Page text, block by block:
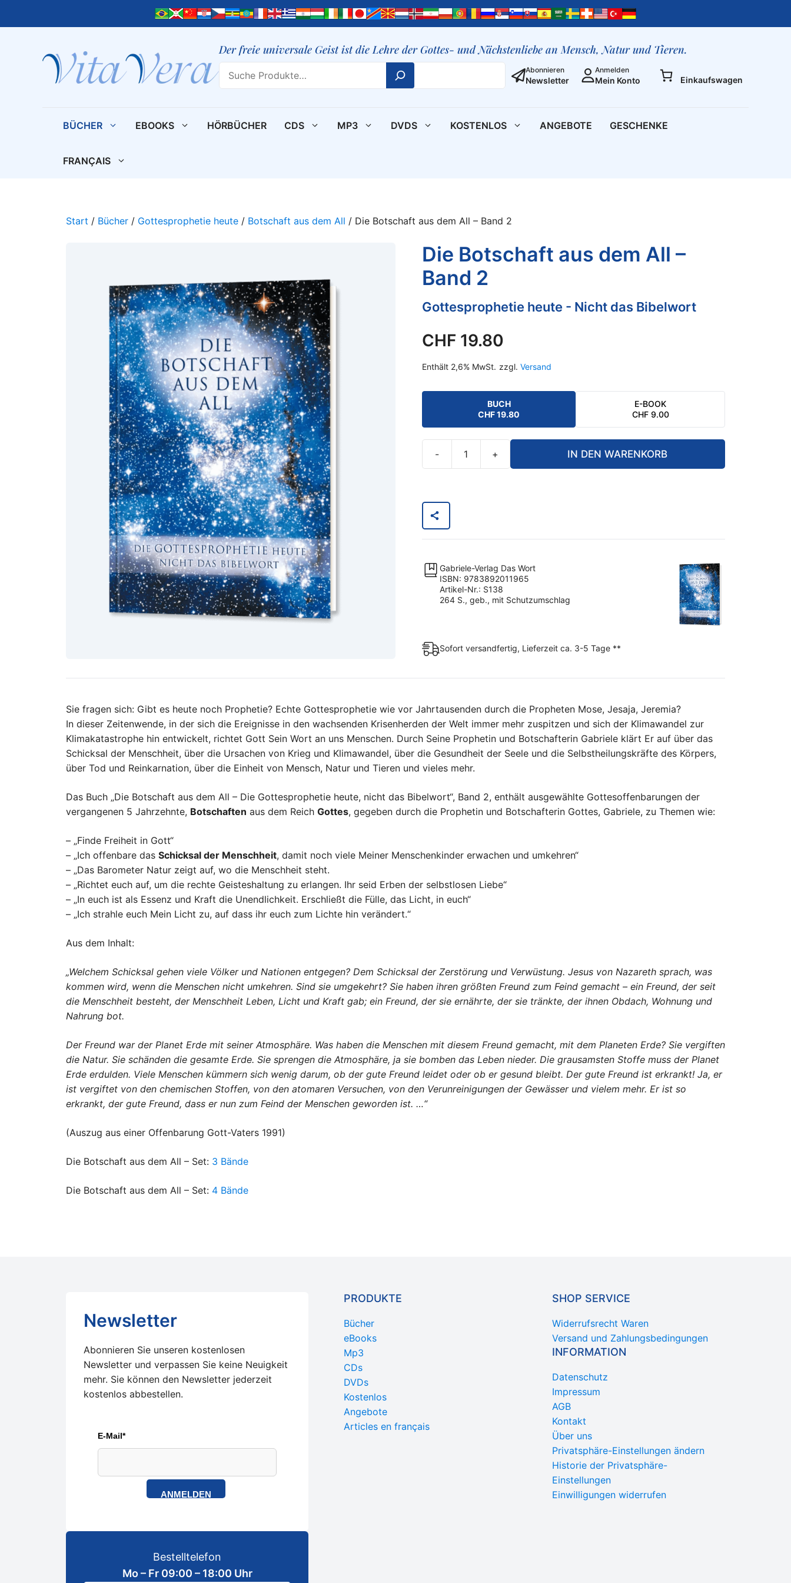
Der freie universale Geist ist die Lehre der Gottes- und Nächstenliebe an Mensch, Natur und Tieren.
Search Abonnieren
Newsletter
Anmelden
Mein Konto Einkaufswagen
BÜCHER EBOOKS HÖRBÜCHER CDS MP3 DVDS KOSTENLOS ANGEBOTE GESCHENKE
FRANÇAIS
Start / Bücher / Gottesprophetie heute / Botschaft aus dem All / Die Botschaft aus dem All – Band 2
Die Botschaft aus dem All –
Band 2
Gottesprophetie heute - Nicht das Bibelwort
CHF 19.80
Enthält 2,6% MwSt. zzgl. Versand
BUCH
CHF19.80
E-BOOK
CHF9.00
-
dem
All
2
Menge
+ IN DEN WARENKORB
Gabriele-Verlag Das Wort
ISBN: 9783892011965
Artikel-Nr.: S138
264 S., geb., mit Schutzumschlag
Sofort versandfertig, Lieferzeit ca. 3-5 Tage **
Sie fragen sich: Gibt es heute noch Prophetie? Echte Gottesprophetie wie vor Jahrtausenden durch die Propheten Mose, Jesaja, Jeremia?
In dieser Zeitenwende, in der sich die Ereignisse in den wachsenden Krisenherden der Welt immer mehr zuspitzen und sich der Klimawandel zur
Klimakatastrophe hin entwickelt, richtet Gott Sein Wort an uns Menschen. Durch Seine Prophetin und Botschafterin Gabriele klärt Er auf über das
Schicksal der Menschheit, über die Ursachen von Krieg und Klimawandel, über die Gesundheit der Seele und die Selbstheilungskräfte des Körpers,
über Tod und Reinkarnation, über die Einheit von Mensch, Natur und Tieren und vieles mehr.
Das Buch „Die Botschaft aus dem All – Die Gottesprophetie heute, nicht das Bibelwort“, Band 2, enthält ausgewählte Gottesoffenbarungen der
vergangenen 5 Jahrzehnte, Botschaften aus dem Reich Gottes, gegeben durch die Prophetin und Botschafterin Gottes, Gabriele, zu Themen wie:
– „Finde Freiheit in Gott“
– „Ich offenbare das Schicksal der Menschheit, damit noch viele Meiner Menschenkinder erwachen und umkehren“
– „Das Barometer Natur zeigt auf, wo die Menschheit steht.
– „Richtet euch auf, um die rechte Geisteshaltung zu erlangen. Ihr seid Erben der selbstlosen Liebe“
– „In euch ist als Essenz und Kraft die Unendlichkeit. Erschließt die Fülle, das Licht, in euch“
– „Ich strahle euch Mein Licht zu, auf dass ihr euch zum Lichte hin verändert.“
Aus dem Inhalt:
„Welchem Schicksal gehen viele Völker und Nationen entgegen? Dem Schicksal der Zerstörung und Verwüstung. Jesus von Nazareth sprach, was
kommen wird, wenn die Menschen nicht umkehren. Sind sie umgekehrt? Sie haben ihren größten Freund zum Feind gemacht – ein Freund, der seit
die Menschheit besteht, der Menschheit Leben, Licht und Kraft gab; ein Freund, der sie ernährte, der sie tränkte, der ihnen Obdach, Wohnung und
Nahrung bot.
Der Freund war der Planet Erde mit seiner Atmosphäre. Was haben die Menschen mit diesem Freund gemacht, mit dem Planeten Erde? Sie vergiften
die Natur. Sie schänden die gesamte Erde. Sie sprengen die Atmosphäre, ja sie bomben das Leben nieder. Die grausamsten Stoffe muss der Planet
Erde erdulden. Viele Menschen kümmern sich wenig darum, ob der gute Freund leidet oder ob er gesund bleibt. Der gute Freund ist erkrankt! Ja, er
ist vergiftet von den chemischen Stoffen, von den atomaren Versuchen, von den Verunreinigungen der Gewässer und vielem mehr. Er ist so
erkrankt, der gute Freund, dass er nun zum Feind der Menschen geworden ist. …“
(Auszug aus einer Offenbarung Gott-Vaters 1991)
Die Botschaft aus dem All – Set: 3 Bände
Die Botschaft aus dem All – Set: 4 Bände
Newsletter
Abonnieren Sie unseren kostenlosen
Newsletter und verpassen Sie keine Neuigkeit
mehr. Sie können den Newsletter jederzeit
kostenlos abbestellen.
E-Mail*
ANMELDEN
Bestelltelefon
Mo – Fr 09:00 – 18:00 Uhr
PRODUKTE
Bücher
eBooks
Mp3
CDs
DVDs
Kostenlos
Angebote
Articles en français
SHOP SERVICE
Widerrufsrecht Waren
Versand und Zahlungsbedingungen
INFORMATION
Datenschutz
Impressum
AGB
Kontakt
Über uns
Privatsphäre-Einstellungen ändern
Historie der Privatsphäre-
Einstellungen
Einwilligungen widerrufen
aus
dem
-
2